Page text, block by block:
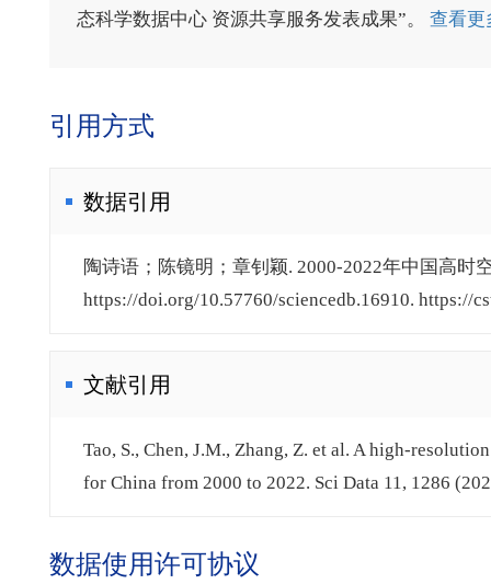
态科学数据中心 资源共享服务发表成果”。 查看
引用方式
数据引用
陶诗语；陈镜明；章钊颖. 2000-2022年中国高时
https://doi.org/10.57760/sciencedb.16910. https://
文献引用
Tao, S., Chen, J.M., Zhang, Z. et al. A high-
for China from 2000 to 2022. Sci Data 11, 1286
数据使用许可协议